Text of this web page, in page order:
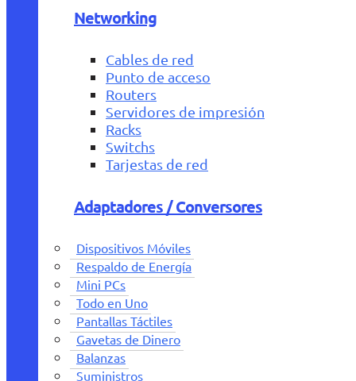
Networking
Cables de red
Punto de acceso
Routers
Servidores de impresión
Racks
Switchs
Tarjestas de red
Adaptadores / Conversores
Dispositivos Móviles
Respaldo de Energía
Mini PCs
Todo en Uno
Pantallas Táctiles
Gavetas de Dinero
Balanzas
Suministros